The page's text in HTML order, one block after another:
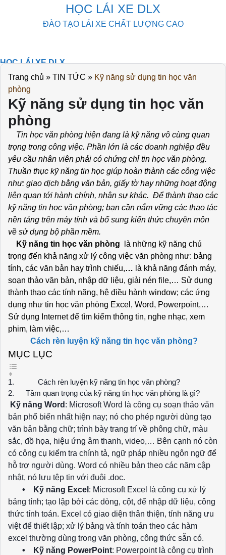
HỌC LÁI XE DLX
ĐÀO TẠO LÁI XE CHẤT LƯỢNG CAO
HỌC LÁI XE DLX
KHOÁ HỌC
THI THỬ
DOWLOAD
TIN TỨC
LIÊN HỆ
Trang chủ » TIN TỨC » Kỹ năng sử dụng tin học văn
phòng
Kỹ năng sử dụng tin học văn
phòng
Tin học văn phòng hiện đang là kỹ năng vô cùng quan
trọng trong công việc. Phần lớn là các doanh nghiệp đều
yêu cầu nhân viên phải có chứng chỉ tin học văn phòng.
Thuần thục kỹ năng tin học giúp hoàn thành các công việc
như: giao dịch bằng văn bản, giấy tờ hay những hoạt động
liên quan tới hành chính, nhân sự khác. Để thành thạo các
kỹ năng tin học văn phòng; bạn cần nắm vững các thao tác
nền tảng trên máy tính và bổ sung kiến thức chuyên môn
về sử dụng bộ phần mềm.
Kỹ năng tin học văn phòng
là những kỹ năng chú
trọng đến khả năng xử lý công việc văn phòng như: bảng
tính, các văn bản hay trình chiếu,… là khả năng đánh máy,
soạn thảo văn bản, nhập dữ liệu, giải nén file,… Sử dụng
thành thạo các tính năng, hệ điều hành window; các ứng
dụng như tin học văn phòng Excel, Word, Powerpoint,…
Sử dụng Internet để tìm kiếm thông tin, nghe nhạc, xem
phim, làm việc,…
Cách rèn luyện kỹ năng tin học văn phòng?
MỤC LỤC
Cách rèn luyện kỹ năng tin học văn phòng?
Tầm quan trọng của kỹ năng tin học văn phòng là gì?
Kỹ năng Word : Microsoft Word là công cụ soạn thảo văn
bản phổ biến nhất hiện nay; nó cho phép người dùng tạo
văn bản bằng chữ; trình bày trang trí về phông chữ, màu
sắc, đồ họa, hiệu ứng âm thanh, video,… Bên cạnh nó còn
có công cụ kiểm tra chính tả, ngữ pháp nhiều ngôn ngữ để
hỗ trợ người dùng. Word có nhiều bản theo các năm cập
nhật, nó lưu tệp tin với đuôi .doc.
• Kỹ năng Excel : Microsoft Excel là công cụ xử lý
bảng tính; tạo lập bởi các dòng, cột, để nhập dữ liệu, công
thức tính toán. Excel có giao diện thân thiện, tính năng ưu
việt để thiết lập; xử lý bảng và tính toán theo các hàm
excel thường dùng trong văn phòng, công thức sẵn có.
• Kỹ năng PowerPoint: Powerpoint là công cụ trình